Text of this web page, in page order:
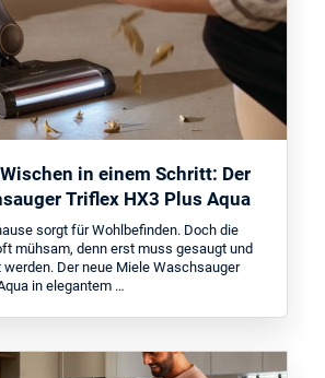
in einem Schritt: Der
Triflex HX3 Plus Aqua
sorgt für Wohlbefinden. Doch die
mühsam, denn erst muss gesaugt und
Der neue Miele Waschsauger
in elegantem …